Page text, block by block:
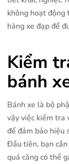
không hoạt động
hàng xe đạp để
Kiểm
bánh
Bánh xe là bộ
vậy việc kiểm tra
để đảm bảo hiệu
Đầu tiên, bạn
quá căng có thể